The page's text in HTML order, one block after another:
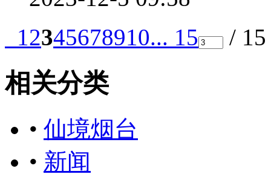
12345678910... 15 /
相关分类
• 仙境烟台
• 新闻